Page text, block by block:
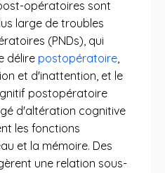
opératoires sont
large de troubles
(PNDs), qui
délire postopératoire,
et d'inattention, et le
postopératoire
d'altération cognitive
les fonctions
et la mémoire. Des
une relation sous-